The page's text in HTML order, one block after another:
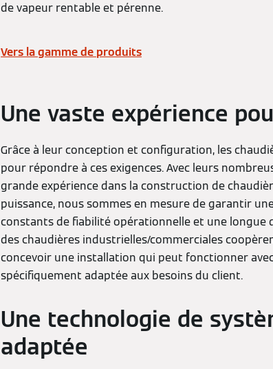
de vapeur rentable et pérenne.
Vers la gamme de produits
Une vaste expérience
Grâce à leur conception et configuration, les
pour répondre à ces exigences. Avec leurs
grande expérience dans la construction de
puissance, nous sommes en mesure de garantir
constants de fiabilité opérationnelle et une longue
des chaudières industrielles/commerciales
concevoir une installation qui peut fonctionner
spécifiquement adaptée aux besoins du client.
Une technologie de
adaptée